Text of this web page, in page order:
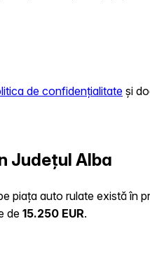
de confidențialitate și
Județul Alba
pe piața auto rulate există în
de15.250 EUR.